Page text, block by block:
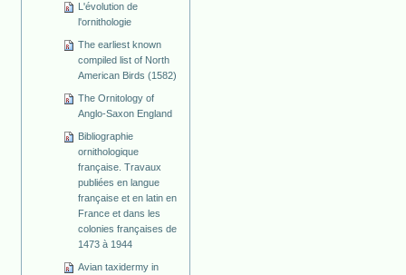
L'évolution de
l'ornithologie
The earliest known
compiled list of North
American Birds (1582)
The Ornitology of
Anglo-Saxon England
Bibliographie
ornithologique
française. Travaux
publiées en langue
française et en latin en
France et dans les
colonies françaises de
1473 à 1944
Avian taxidermy in